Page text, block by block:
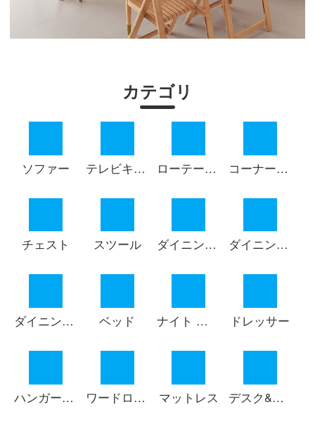
カテゴリ
ソファー テレビキャビネット ローテーブル コーナーテーブル
チェスト スツール ダイニング テーブル ダイニング チェア
ダイニング チェスト ベッド ナイト テーブル ドレッサー
ハンガーポール ワードローブ マットレス デスク&チェア